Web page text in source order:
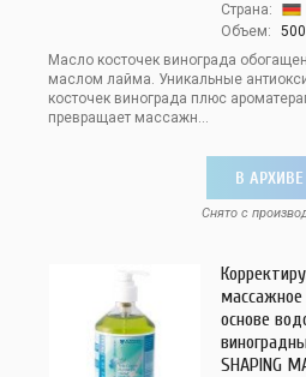
Страна:
Объем:
Масло косточек винограда
маслом лайма. Уникальные
косточек винограда плюс
превращает массажн...
В АРХИВЕ
Снято с
основе
SHAPING